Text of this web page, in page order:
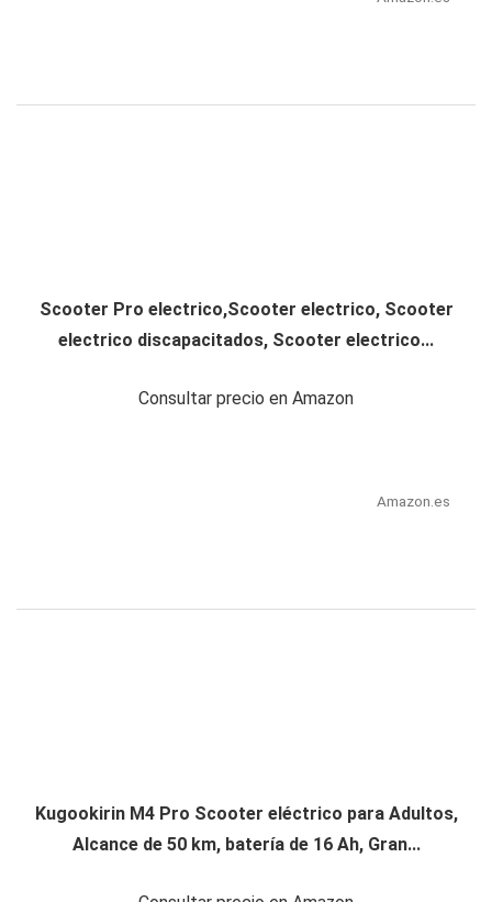
Scooter Pro electrico,Scooter electrico, Scooter
electrico discapacitados, Scooter electrico...
Consultar precio en Amazon
Amazon.es
Kugookirin M4 Pro Scooter eléctrico para Adultos,
Alcance de 50 km, batería de 16 Ah, Gran...